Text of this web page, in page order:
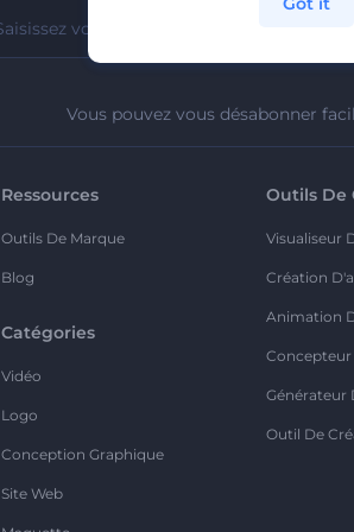
Vous pouvez vous désabonner
Ressources
Outils De Marque
Blog
Catégories
Vidéo
Logo
Conception Graphique
Site Web
Outils De
Visualiseur
Création
Animation
Générateur
Outil De